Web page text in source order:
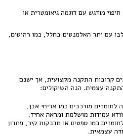
חיפוי מודגש עם דוגמה גיאומטרית או
עם יתר האלמנטים בחלל, כמו רהיטים,
קרובות התקנה מקצועית, אך ישנם
עצמית. הנה השיקולים:
לחומרים מורכבים כמו אריחי אבן,
עמידות מושלמת ומראה אחיד.
כמו טפטים או מדבקות קיר, פתרון
עצמאית.